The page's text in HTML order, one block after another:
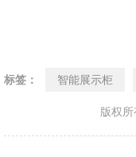
标签： 智能展示柜
版权所